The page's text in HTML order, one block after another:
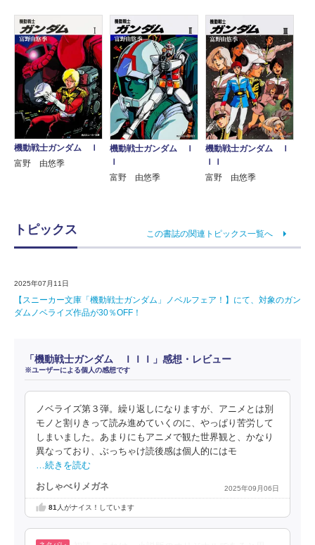
機動戦士ガンダム Ｉ
富野 由悠季
機動戦士ガンダム Ｉ
Ｉ
富野 由悠季
機動戦士ガンダム Ｉ
ＩＩ
富野 由悠季
トピックス この書誌の関連トピックス一覧へ
2025年07月11日
【スニーカー文庫「機動戦士ガンダム」ノベルフェア！】にて、対象のガン
ダムノベライズ作品が30％OFF！
「機動戦士ガンダム ＩＩＩ」感想・レビュー
※ユーザーによる個人の感想です
ノベライズ第３弾。繰り返しになりますが、アニメとは別
モノと割りきって読み進めていくのに、やっぱり苦労して
しまいました。あまりにもアニメで観た世界観と、かなり
異なっており、ぶっちゃけ読後感は個人的にはモ
…続きを読む
おしゃべりメガネ 2025年09月06日
81 人がナイス！しています